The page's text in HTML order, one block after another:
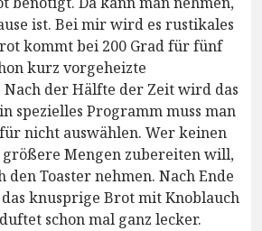
ist. Bei mir wird es rustikales
kommt bei 200 Grad für fünf
kurz vorgeheizte
der Hälfte der Zeit wird das
spezielles Programm muss man
nicht auswählen. Wer keinen
Mengen zubereiten will,
den Toaster nehmen. Nach Ende
knusprige Brot mit Knoblauch
schon mal ganz lecker.